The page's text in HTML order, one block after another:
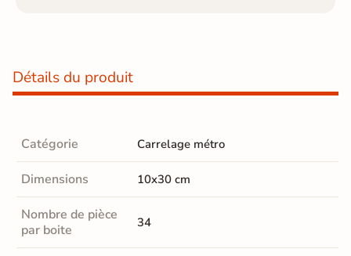
Détails du produit
Catégorie Carrelage métro
Dimensions 10x30 cm
Nombre de pièce
par boite
34